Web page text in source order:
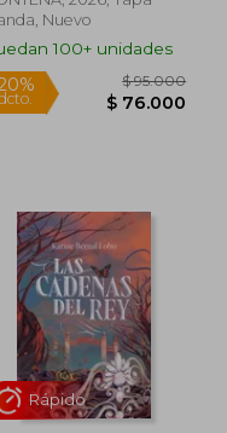
30% $
$
Rápido
Nuevo
100+ unidades